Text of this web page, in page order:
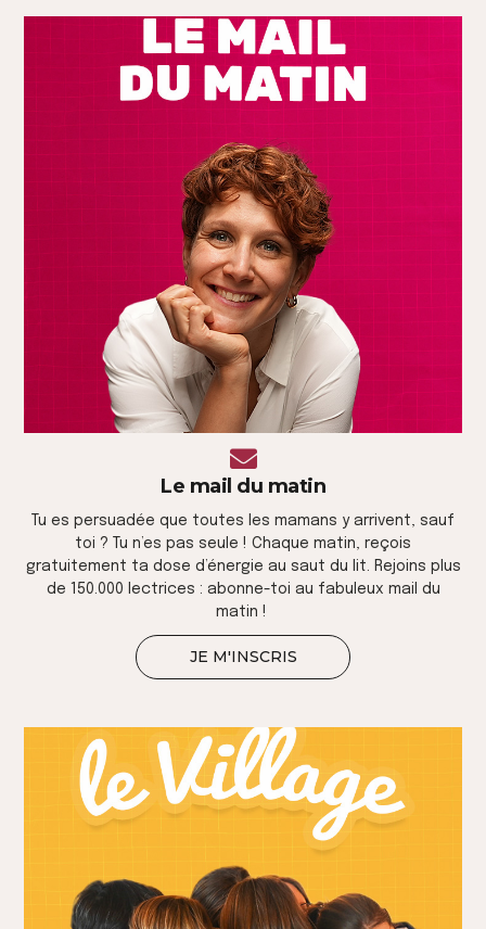
Le mail du matin
Tu es persuadée que toutes les mamans y arrivent, sauf
toi ? Tu n’es pas seule ! Chaque matin, reçois
gratuitement ta dose d’énergie au saut du lit. Rejoins plus
de 150.000 lectrices : abonne-toi au fabuleux mail du
matin !
JE M'INSCRIS